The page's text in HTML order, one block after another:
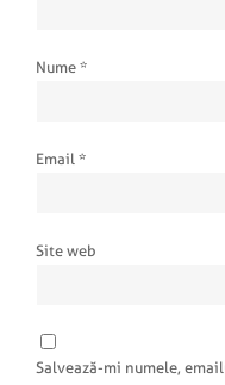
Nume *
Email *
Site web
Salvează-mi numele,